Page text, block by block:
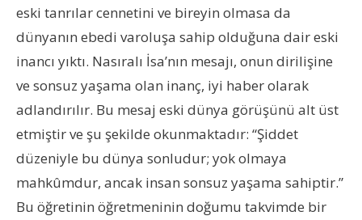
eski tanrılar cennetini ve bireyin olmasa da
dünyanın ebedi varoluşa sahip olduğuna dair eski
inancı yıktı. Nasıralı İsa’nın mesajı, onun dirilişine
ve sonsuz yaşama olan inanç, iyi haber olarak
adlandırılır. Bu mesaj eski dünya görüşünü alt üst
etmiştir ve şu şekilde okunmaktadır: “Şiddet
düzeniyle bu dünya sonludur; yok olmaya
mahkûmdur, ancak insan sonsuz yaşama sahiptir.”
Bu öğretinin öğretmeninin doğumu takvimde bir